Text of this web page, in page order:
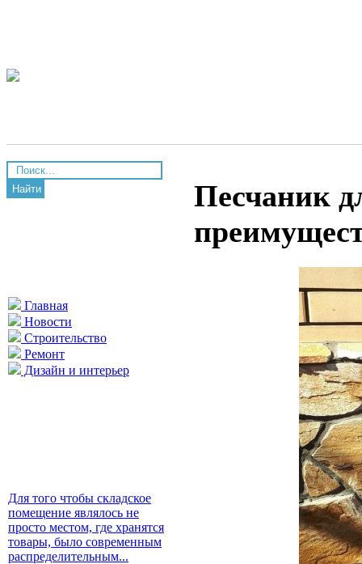
Найти
Главная
Новости
Строительство
Ремонт
Дизайн и интерьер
Для того чтобы складское
помещение являлось не
просто местом, где хранятся
товары, было современным
распределительным...
Песчаник